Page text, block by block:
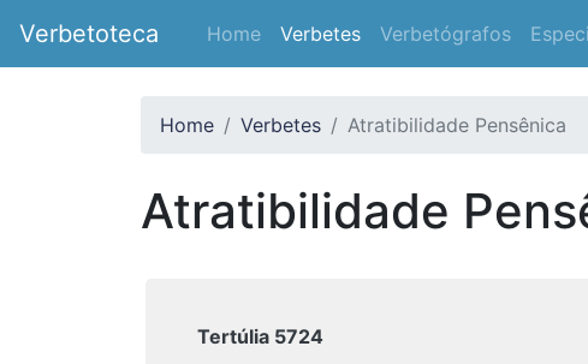
Verbetoteca Home Verbetes Verbetógrafos
Home Verbetes Atratibilidade Pensênica
Atratibilidade
Tertúlia 5724